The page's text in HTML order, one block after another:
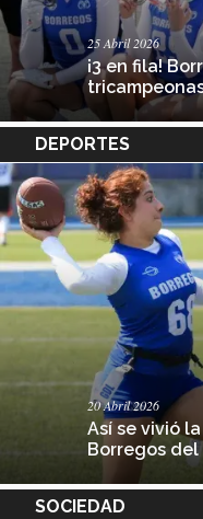
25 Abril 2026
¡3 en fila!
DEPORTES
20 Abril 2026
Así se vivió
Borregos del
SOCIEDAD